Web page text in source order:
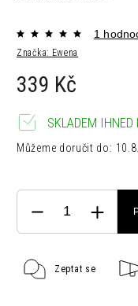
Značka: Ewena
1
339 Kč
SKLADEM IHNED
Můžeme doručit do:
Zeptat se